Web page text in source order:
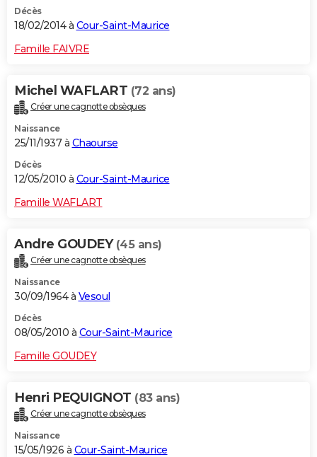
Décès
18/02/2014 à Cour-Saint-Maurice
Famille FAIVRE
Michel WAFLART (72 ans)
Créer une cagnotte obsèques
Naissance
25/11/1937 à Chaourse
Décès
12/05/2010 à Cour-Saint-Maurice
Famille WAFLART
Andre GOUDEY (45 ans)
Créer une cagnotte obsèques
Naissance
30/09/1964 à Vesoul
Décès
08/05/2010 à Cour-Saint-Maurice
Famille GOUDEY
Henri PEQUIGNOT (83 ans)
Créer une cagnotte obsèques
Naissance
15/05/1926 à Cour-Saint-Maurice